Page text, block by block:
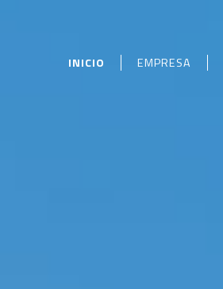
INICIO EMPRESA